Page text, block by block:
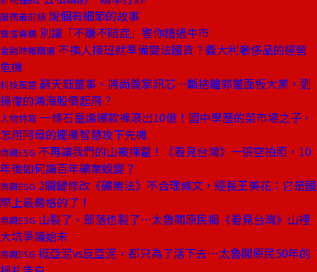
服務最前線 說個有細節的故事
費雪專欄 別讓「不賺不賠症」害你錯過牛市
金融時報精選 不換人接班就準備變法國貨？義大利奢侈品的經營
危機
科技風雲 辭天鈺董事、蔣尚義掌訊芯⋯斷捨離郭董面板大業，劉
揚偉的鴻海股價起飛？
人物特寫 一條石墨烯爆款褲滾出10億！國中學歷的菜市場之子，
怎用阿母的擺攤智慧攻下先機
商周ESG 不再讓我們的山被揮霍！《看見台灣》一張空拍照，10
年後如何讓百年礦業蛻變？
商周ESG 2關鍵修改《礦業法》不合理條文，經長王美花：它是國
際上最嚴格的了！
商周ESG 山裂了、部落也裂了⋯太魯閣原民揭《看見台灣》山裡
大坑爭議始末
商周ESG 挺亞泥vs反亞泥，都只為了活下去⋯太魯閣原民50年的